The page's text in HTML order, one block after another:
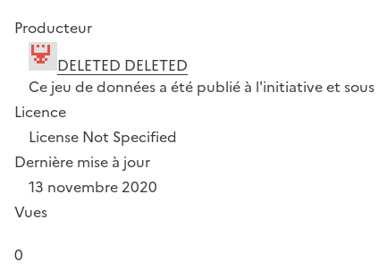
Producteur
DELETED DELETED
Ce jeu de données a été publié à l'initiative et sous
Licence
License Not Specified
Dernière mise à jour
13 novembre 2020
Vues
0